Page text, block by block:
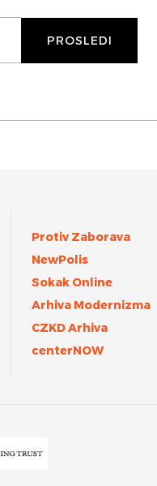
Protiv Zaborava
NewPolis
Sokak Online
Arhiva Modernizma
CZKD Arhiva
centerNOW